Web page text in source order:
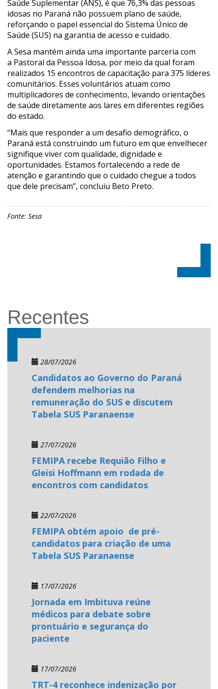
Saúde Suplementar (ANS), é que 76,3% das pessoas
idosas no Paraná não possuem plano de saúde,
reforçando o papel essencial do Sistema Único de
Saúde (SUS) na garantia de acesso e cuidado.
A Sesa mantém ainda uma importante parceria com
a Pastoral da Pessoa Idosa, por meio da qual foram
realizados 15 encontros de capacitação para 375 líderes
comunitários. Esses voluntários atuam como
multiplicadores de conhecimento, levando orientações
de saúde diretamente aos lares em diferentes regiões
do estado.
“Mais que responder a um desafio demográfico, o
Paraná está construindo um futuro em que envelhecer
signifique viver com qualidade, dignidade e
oportunidades. Estamos fortalecendo a rede de
atenção e garantindo que o cuidado chegue a todos
que dele precisam”, concluiu Beto Preto.
Fonte: Sesa
Recentes
28/07/2026
Candidatos ao Governo do Paraná
defendem melhorias na
remuneração do SUS e discutem
Tabela SUS Paranaense
27/07/2026
FEMIPA recebe Requião Filho e
Gleisi Hoffmann em rodada de
encontros com candidatos
22/07/2026
FEMIPA obtém apoio de pré-
candidatos para criação de uma
Tabela SUS Paranaense
17/07/2026
Jornada em Imbituva reúne
médicos para debate sobre
prontuário e segurança do
paciente
17/07/2026
TRT-4 reconhece indenização por